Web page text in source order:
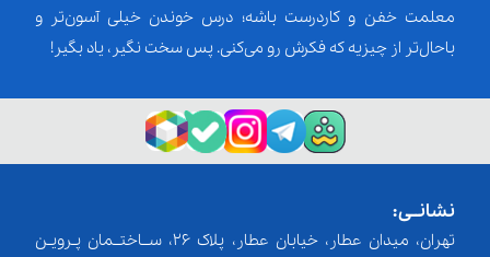
معلمت خفن و کاردرست باشه؛ درس خوندن خیلی آسون‌تر و
باحال‌تر از چیزیه که فکرش رو می‌کنی. پس سخت نگیر، یاد بگیر!
نشانــی:
تهران، میدان عطار، خیابان عطار، پلاک 26، ســاختــمان پـرویـن